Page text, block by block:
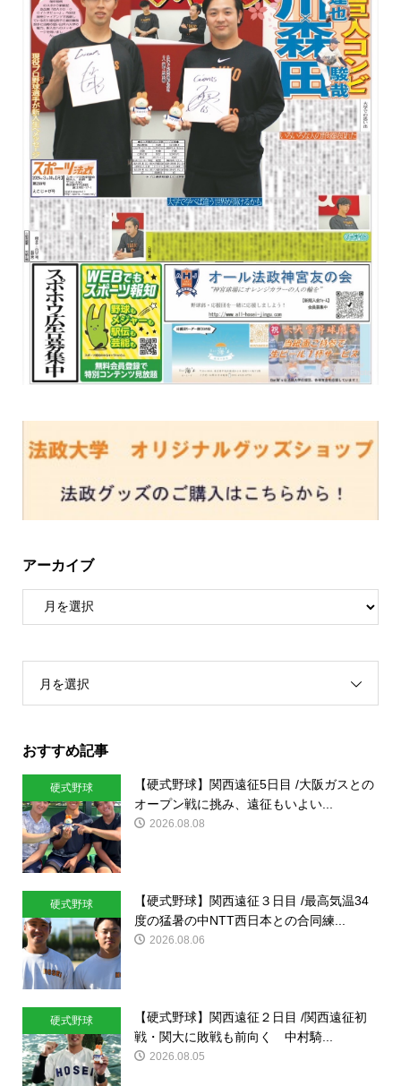
アーカイブ
月を選択
おすすめ記事
硬式野球
【硬式野球】関西遠征5日目 /大阪ガスとの
オープン戦に挑み、遠征もいよい...
2026.08.08
硬式野球
【硬式野球】関西遠征３日目 /最高気温34
度の猛暑の中NTT西日本との合同練...
2026.08.06
硬式野球
【硬式野球】関西遠征２日目 /関西遠征初
戦・関大に敗戦も前向く 中村騎...
2026.08.05